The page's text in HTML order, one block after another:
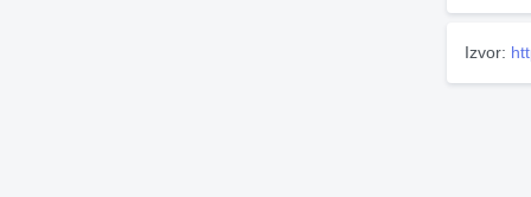
Izvor: